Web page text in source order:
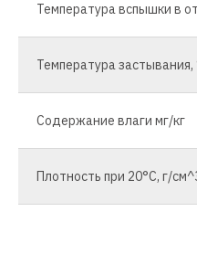
Температура вспышки в
Температура застывания,
Содержание влаги мг/кг
Плотность при 20°С, г/